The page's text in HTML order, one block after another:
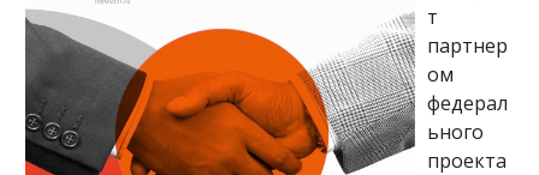
т
партнер
ом
федерал
ьного
проекта